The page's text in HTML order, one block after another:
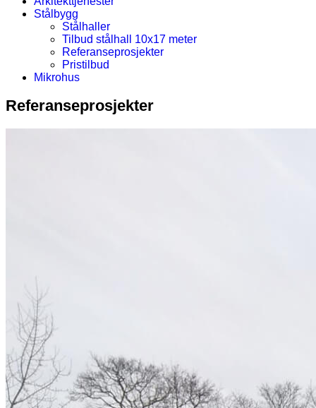
Stålbygg
Stålhaller
Tilbud stålhall 10x17 meter
Referanseprosjekter
Pristilbud
Mikrohus
Referanseprosjekter